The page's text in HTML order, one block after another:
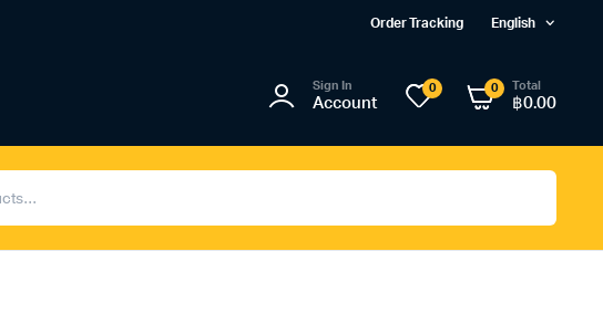
Order Tracking English
Sign In
Account
0 0 Total
฿0.00